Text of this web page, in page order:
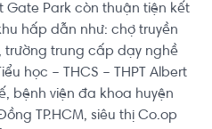
Gate Park còn thuận tiện kết
hấp dẫn như: chợ truyền
trung cấp dạy nghề
học – THCS – THPT Albert
bệnh viện đa khoa huyện
TP.HCM, siêu thị Co.op